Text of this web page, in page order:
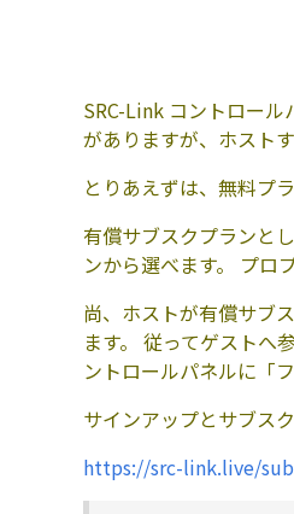
SRC-Link コントロー
がありますが、ホスト
とりあえずは、無料プ
有償サブスクプランと
ンから選べます。 プロ
尚、ホストが有償サブ
ます。 従ってゲストへ
ントロールパネルに「
サインアップとサブス
https://src-link.live/